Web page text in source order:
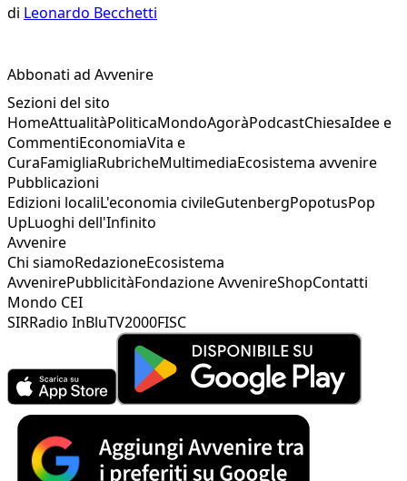
di Leonardo Becchetti
Abbonati ad Avvenire
Sezioni del sito
HomeAttualitàPoliticaMondoAgoràPodcastChiesaIdee e
CommentiEconomiaVita e
CuraFamigliaRubricheMultimediaEcosistema avvenire
Pubblicazioni
Edizioni localiL'economia civileGutenbergPopotusPop
UpLuoghi dell'Infinito
Avvenire
Chi siamoRedazioneEcosistema
AvvenirePubblicitàFondazione AvvenireShopContatti
Mondo CEI
SIRRadio InBluTV2000FISC